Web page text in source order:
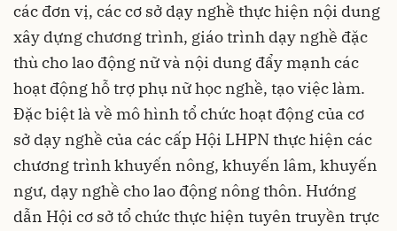
các đơn vị, các cơ sở dạy nghề thực hiện nội dung
xây dựng chương trình, giáo trình dạy nghề đặc
thù cho lao động nữ và nội dung đẩy mạnh các
hoạt động hỗ trợ phụ nữ học nghề, tạo việc làm.
Đặc biệt là về mô hình tổ chức hoạt động của cơ
sở dạy nghề của các cấp Hội LHPN thực hiện các
chương trình khuyến nông, khuyến lâm, khuyến
ngư, dạy nghề cho lao động nông thôn. Hướng
dẫn Hội cơ sở tổ chức thực hiện tuyên truyền trực